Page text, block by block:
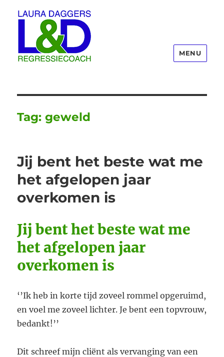
MENU
Tag:geweld
Jij bent het beste wat me
het afgelopen jaar
overkomen is
Jij bent het beste wat me
het afgelopen jaar
overkomen is
‘’Ik heb in korte tijd zoveel rommel opgeruimd,
en voel me zoveel lichter. Je bent een topvrouw,
bedankt!’’
Dit schreef mijn cliënt als vervanging van een